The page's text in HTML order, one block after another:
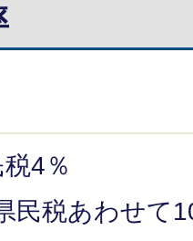
4％
民税あわせて